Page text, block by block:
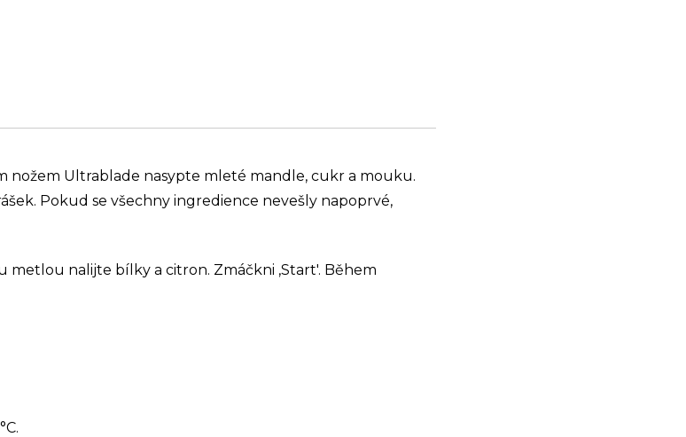
nožem Ultrablade nasypte mleté mandle, cukr a mouku.
Pokud se všechny ingredience nevešly napoprvé,
metlou nalijte bílky a citron. Zmáčkni ‚Start'. Během